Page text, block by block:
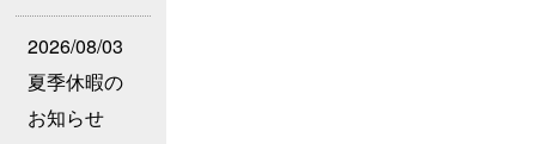
2026/08/03
夏季休暇の
お知らせ